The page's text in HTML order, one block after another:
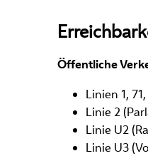
Öffentliche
Linien 1,
Linie 2
Linie U2
Linie U3